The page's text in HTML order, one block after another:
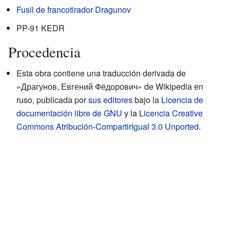
Fusil de francotirador Dragunov
PP-91 KEDR
Procedencia
Esta obra contiene una traducción derivada de
«Драгунов, Евгений Фёдорович» de Wikipedia en
ruso, publicada porsus editoresbajo la Licencia de
documentación libre de GNU y la Licencia Creative
Commons Atribución-CompartirIgual 3.0 Unported.